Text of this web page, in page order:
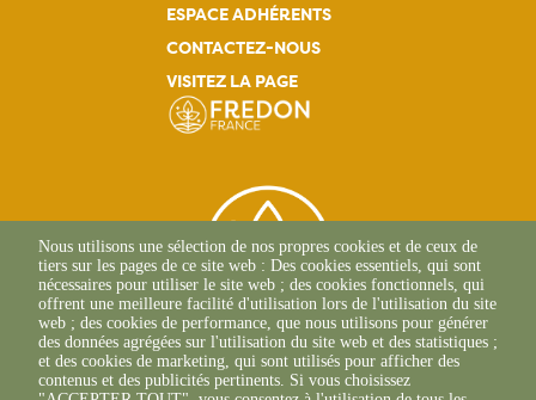
ESPACE ADHÉRENTS
CONTACTEZ-NOUS
VISITEZ LA PAGE
2 Allée Du Lazio
Nous utilisons une sélection de nos propres cookies et de ceux de
tiers sur les pages de ce site web : Des cookies essentiels, qui sont
nécessaires pour utiliser le site web ; des cookies fonctionnels, qui
offrent une meilleure facilité d'utilisation lors de l'utilisation du site
web ; des cookies de performance, que nous utilisons pour générer
des données agrégées sur l'utilisation du site web et des statistiques ;
et des cookies de marketing, qui sont utilisés pour afficher des
contenus et des publicités pertinents. Si vous choisissez